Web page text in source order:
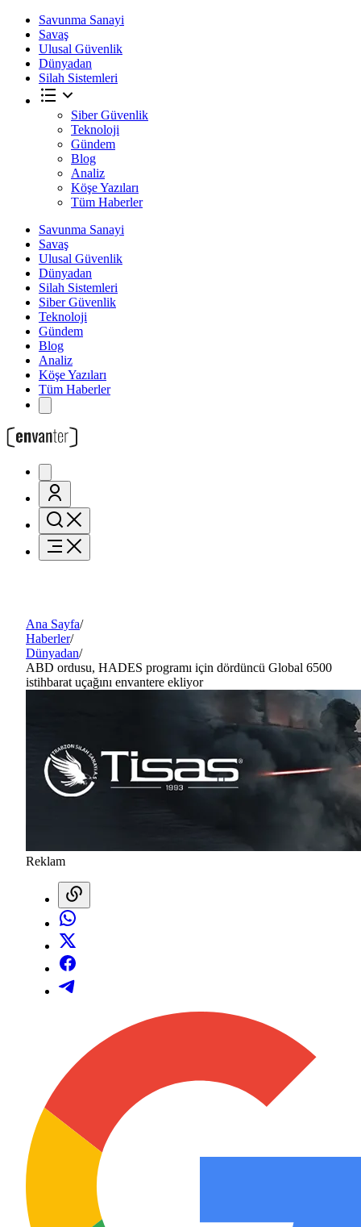
Savunma Sanayi
Savaş
Ulusal Güvenlik
Dünyadan
Silah Sistemleri
Siber Güvenlik
Teknoloji
Gündem
Blog
Analiz
Köşe Yazıları
Tüm Haberler
Savunma Sanayi
Savaş
Ulusal Güvenlik
Dünyadan
Silah Sistemleri
Siber Güvenlik
Teknoloji
Gündem
Blog
Analiz
Köşe Yazıları
Tüm Haberler
Ana Sayfa/
Haberler/
Dünyadan/
ABD ordusu, HADES programı için dördüncü Global 6500
istihbarat uçağını envantere ekliyor
Reklam